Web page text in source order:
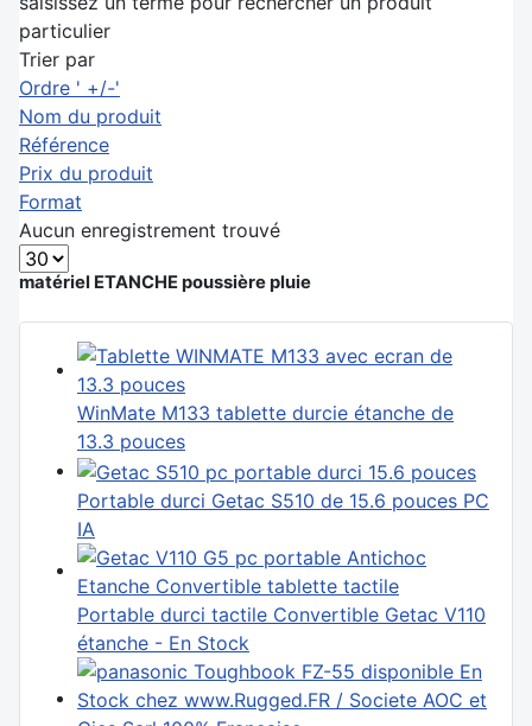
particulier
Trier par
Ordre ' +/-'
Nom du produit
Référence
Prix du produit
Format
Aucun enregistrement trouvé
matériel ETANCHE poussière pluie
WinMate M133 tablette durcie étanche de
13.3 pouces
Portable durci Getac S510 de 15.6 pouces PC
IA
Portable durci tactile Convertible Getac V110
étanche - En Stock